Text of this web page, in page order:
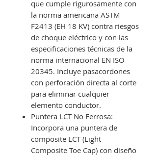
que cumple rigurosamente con
la norma americana ASTM
F2413 (EH 18 KV) contra riesgos
de choque eléctrico y con las
especificaciones técnicas de la
norma internacional EN ISO
20345. Incluye pasacordones
con perforación directa al corte
para eliminar cualquier
elemento conductor.
Puntera LCT No Ferrosa:
Incorpora una puntera de
composite LCT (Light
Composite Toe Cap) con diseño